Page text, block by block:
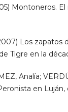
Montoneros.
Los zapatos
Tigre en la
Analía;
en